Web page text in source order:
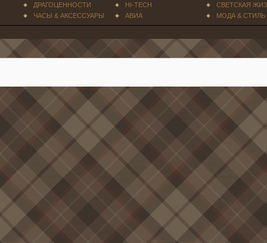
ДРАГОЦЕННОСТИ
ЧАСЫ & АКСЕССУАРЫ
HI-TECH
АВИА
СВЕТСКАЯ
МОДА & СТИЛЬ